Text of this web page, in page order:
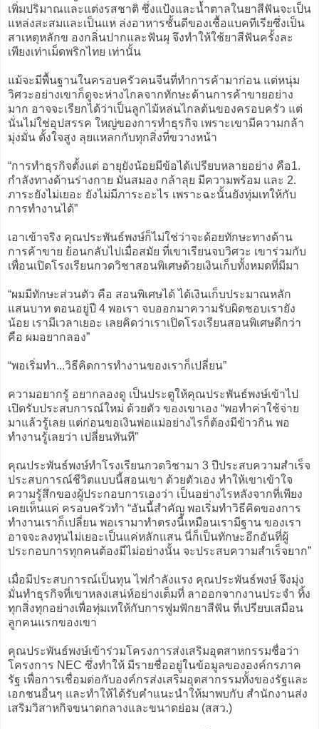
เพิ่มปริมาณและแต่งรสชาติ ซึ่งแป้งและน้ำตาลในยาสีฟันจะเป็น
แหล่งสะสมและเป็นแห ล่งอาหารชั้นดีของเชื้อแบคทีเรียซึ่งเป็น
สาเหตุหลักข องกลิ่นปากและฟันผุ จึงทำให้ใช้ยาสีฟันครั้งละ
เพียงเท่าเม็ดพริกไทย เท่านั้น
แม้จะมีพื้นฐานในครอบครัวคนจีนที่ทำการค้ามาก่อน แต่หนุ่ม
วิศวะอย่างเขาก็ดูจะห่างไกลจากทักษะด้านการค้าขายอย่าง
มาก อาจจะเรียกได้ว่าเป็นลูกไม้หล่นไกลต้นของครอบครัว แต่
นั่นไม่ใช่อุปสรรค ใหญ่ของการทำธุรกิจ เพราะเขามีความกล้า
มุ่งมั่น ตั้งใจสูง ลุยแหลกกับทุกสิ่งที่ขวางหน้า
“การทำธุรกิจตั้งแต่ อายุยังน้อยมีข้อได้เปรียบหลายอย่าง คือ1.
กำลังทางด้านร่างกาย มันสมอง กล้าลุย มีความพร้อม และ 2.
ภาระยังไม่เยอะ ยังไม่มีภาระอะไร เพราะฉะนั้นยังทุ่มเทให้กับ
การทำงานได้”
เอาเข้าจริง คุณประพันธ์พงษ์ก็ไม่ใช่ว่าจะด้อยทักษะทางด้าน
การค้าขาย ย้อนกลับไปเมื่อสมัย ที่เขาเรียนจบวิศวะ เขาร่วมกับ
เพื่อนเปิดโรงเรียนกวดวิชาสอนพิเศษด้วยเงินเก็บทั้งหมดที่มีมา
“ผมมีทักษะส่วนตัว คือ สอนพิเศษได้ ได้เงินเก็บประมาณหลัก
แสนบาท ตอนอยู่ปี 4 พอเรา จบออกมาความรับผิดชอบเรายัง
น้อย เรามีเวลาเยอะ เลยคิดว่าเราเปิดโรงเรียนสอนพิเศษดีกว่า
คือ ผมอยากลอง”
“พอเริ่มทำ...วิธีคิดการทำงานของเราก็เปลี่ยน”
ความอยากรู้ อยากลองดู เป็นประตูให้คุณประพันธ์พงษ์เข้าไป
เปิดรับประสบการณ์ใหม่ ด้วยตัว ของเขาเอง “พอทำค่าใช้จ่าย
มาแล้วรู้เลย แต่ก่อนขอเงินพ่อแม่อย่างไรก็ต้องมีข้าวกิน พอ
ทำงานรู้เลยว่า เปลี่ยนทันที”
คุณประพันธ์พงษ์ทำโรงเรียนกวดวิชามา 3 ปีประสบความสำเร็จ
ประสบการณ์ชีวิตแบบนี้สอนเขา ด้วยตัวเอง ทำให้เขาเข้าใจ
ความรู้สึกของผู้ประกอบการเองว่า เป็นอย่างไรหลังจากที่เพียง
เคยเห็นแค่ ครอบครัวทำ “อันนี้สำคัญ พอเริ่มทำวิธีคิดของการ
ทำงานเราก็เปลี่ยน พอเรามาทำตรงนี้เหมือนเรามีฐาน ของเรา
อาจจะลงทุนไม่เยอะเป็นแค่หลักแสน นี่ก็เป็นทักษะอีกอันที่ผู้
ประกอบการทุกคนต้องมีไม่อย่างนั้น จะประสบความสำเร็จยาก”
เมื่อมีประสบการณ์เป็นทุน ไฟกำลังแรง คุณประพันธ์พงษ์ จึงมุ่ง
มั่นทำธุรกิจที่เขาหลงเสน่ห์อย่างเต็มที่ ลาออกจากงานประจำ ทิ้ง
ทุกสิ่งทุกอย่างเพื่อทุ่มเทให้กับการฟูมฟักยาสีฟัน ที่เปรียบเสมือน
ลูกคนแรกของเขา
คุณประพันธ์พงษ์เข้าร่วมโครงการส่งเสริมอุตสาหกรรมชื่อว่า
โครงการ NEC ซึ่งทำให้ มีรายชื่ออยู่ในข้อมูลขององค์กรภาค
รัฐ เพื่อการเชื่อมต่อกับองค์กรส่งเสริมอุตสากรรมทั้งของรัฐและ
เอกชนอื่นๆ และทำให้ได้รับคำแนะนำให้มาพบกับ สำนักงานส่ง
เสริมวิสาหกิจขนาดกลางและขนาดย่อม (สสว.)